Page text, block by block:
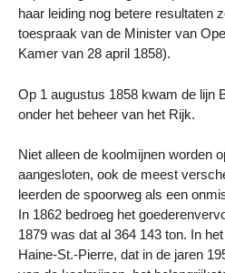
haar leiding nog betere resultaten
toespraak van de Minister van
Kamer van 28 april 1858).
Op 1 augustus 1858 kwam de lijn
onder het beheer van het Rijk.
Niet alleen de koolmijnen worden
aangesloten, ook de meest
leerden de spoorweg als een
In 1862 bedroeg het
1879 was dat al 364 143 ton. In
Haine-St.-Pierre, dat in de jaren